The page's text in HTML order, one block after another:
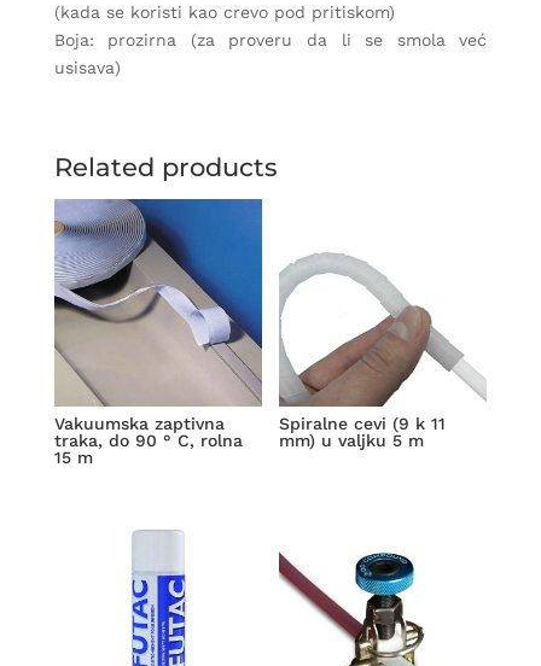
(kada se koristi kao crevo pod pritiskom)
Boja: prozirna (za proveru da li se smola već
usisava)
Related products
Vakuumska zaptivna
traka, do 90 ° C, rolna
15 m
Spiralne cevi (9 k 11
mm) u valjku 5 m